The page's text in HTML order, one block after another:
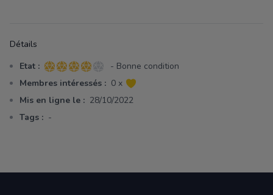
Détails
Etat : 4 sur 5 étoiles
- Bonne condition
Membres intéressés : 0 x
Mis en ligne le : 28/10/2022
Tags : -